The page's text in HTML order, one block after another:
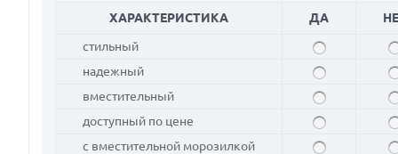
ХАРАКТЕРИСТИКА ДА
стильный
надежный
вместительный
доступный по цене
с вместительной морозилкой